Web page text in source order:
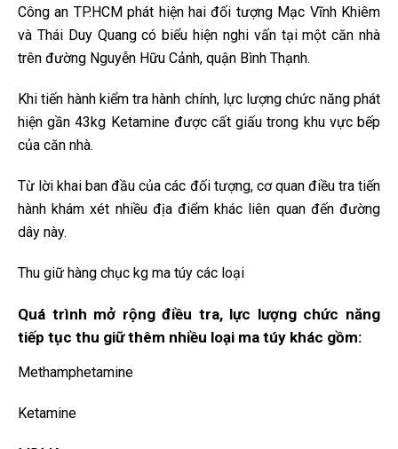
Công an TP.HCM phát hiện hai đối tượng Mạc Vĩnh Khiêm
và Thái Duy Quang có biểu hiện nghi vấn tại một căn nhà
trên đường Nguyễn Hữu Cảnh, quận Bình Thạnh.
Khi tiến hành kiểm tra hành chính, lực lượng chức năng phát
hiện gần 43kg Ketamine được cất giấu trong khu vực bếp
của căn nhà.
Từ lời khai ban đầu của các đối tượng, cơ quan điều tra tiến
hành khám xét nhiều địa điểm khác liên quan đến đường
dây này.
Thu giữ hàng chục kg ma túy các loại
Quá trình mở rộng điều tra, lực lượng chức năng
tiếp tục thu giữ thêm nhiều loại ma túy khác gồm:
Methamphetamine
Ketamine